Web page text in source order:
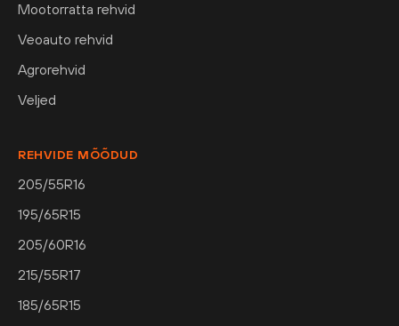
Mootorratta rehvid
Veoauto rehvid
Agrorehvid
Veljed
REHVIDE MÕÕDUD
205/55R16
195/65R15
205/60R16
215/55R17
185/65R15